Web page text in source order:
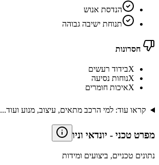
הנדסת אנוש
תנוחת ישיבה גבוהה
חסרונות
Xבידוד רעשים
Xנוחות נסיעה
Xאיכות חומרים
קראו עוד: למי הרכב מתאים, עיצוב, מנוע ועוד...
מפרט טכני - יונדאי וניו
נתונים טכניים, ביצועים ומידות